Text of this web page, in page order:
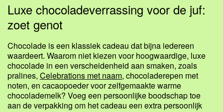
Luxe chocoladeverrassing voor de juf:
zoet genot
Chocolade is een klassiek cadeau dat bijna iedereen
waardeert. Waarom niet kiezen voor hoogwaardige, luxe
chocolade in een verscheidenheid aan smaken, zoals
pralines, Celebrations met naam, chocoladerepen met
noten, en cacaopoeder voor zelfgemaakte warme
chocolademelk? Voeg een persoonlijke boodschap toe
aan de verpakking om het cadeau een extra persoonlijk